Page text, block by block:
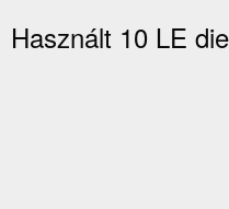
Használt 10 LE